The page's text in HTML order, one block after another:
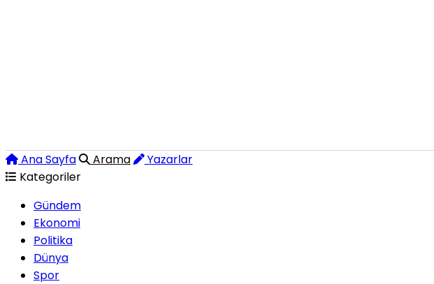
Ana Sayfa Arama
Yazarlar
Kategoriler
Gündem
Ekonomi
Politika
Dünya
Spor